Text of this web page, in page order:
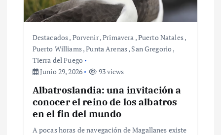
d
Destacados, Porvenir,Primavera ,Puerto Natales,
Puerto Williams,Punta Arenas, San Gregorio ,
Tierra del Fuego
Junio 29, 2026
93 views
Albatroslandia: una invitación a
conocer el reino de los albatros
en el fin del mundo
A pocas horas de navegación de Magallanes existe